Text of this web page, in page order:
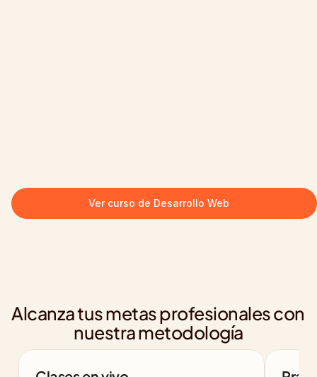
Alcanza tus metas profesionales con
nuestra metodología
Ver curso de Desarrollo Web